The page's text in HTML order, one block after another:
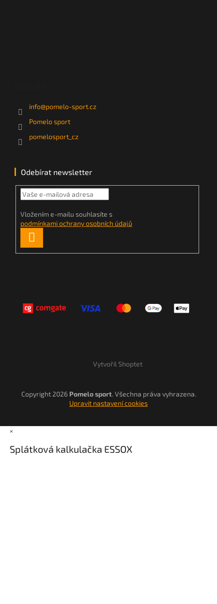
info@pomelo-sport.cz
Pomelo sport
pomelosport_cz
Odebírat newsletter
Vložením e-mailu souhlasíte s
podmínkami ochrany osobních údajů
SE
Vytvořil Shoptet
Copyright 2026 Pomelo sport. Všechna práva vyhrazena.
Upravit nastavení cookies
×
Splátková kalkulačka ESSOX